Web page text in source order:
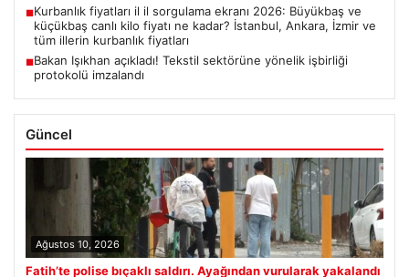
■Kurbanlık fiyatları il il sorgulama ekranı 2026: Büyükbaş ve
küçükbaş canlı kilo fiyatı ne kadar? İstanbul, Ankara, İzmir ve
tüm illerin kurbanlık fiyatları
■Bakan Işıkhan açıkladı! Tekstil sektörüne yönelik işbirliği
protokolü imzalandı
Güncel
Ağustos 10, 2026
Fatih’te polise bıçaklı saldırı. Ayağından vurularak yakalandı